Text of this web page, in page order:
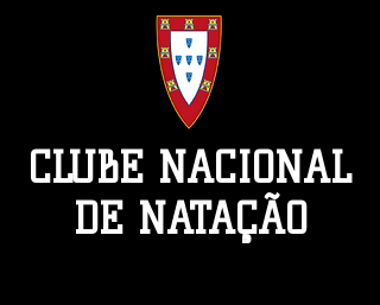
CLUBE NACIONAL
DE NATAÇÃO